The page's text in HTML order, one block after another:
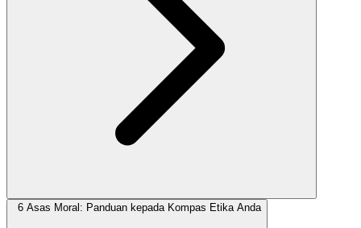
6 Asas Moral: Panduan kepada Kompas Etika Anda